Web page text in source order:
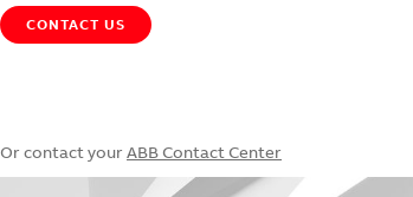
CONTACT US
Or contact your ABB Contact Center